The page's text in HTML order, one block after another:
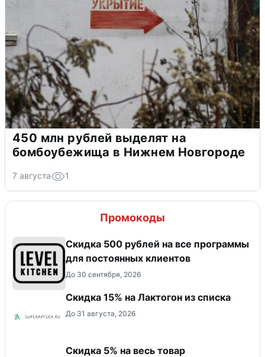
450 млн рублей выделят на
бомбоубежища в Нижнем Новгороде
7 августа 1
Промокоды
Скидка 500 рублей на все программы
для постоянных клиентов
До 30 сентября, 2026
Скидка 15% на Лактогон из списка
До 31 августа, 2026
Скидка 5% на весь товар